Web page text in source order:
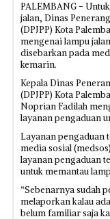
PALEMBANG -
jalan, Dinas
(DPJPP) Kota
mengenai lampu
disebarkan pada
kemarin.
Kepala Dinas
(DPJPP) Kota
Noprian Fadilah
layanan pengaduan
Layanan pengaduan
media sosial
layanan pengaduan
untuk memantau
“Sebenarnya sudah
melaporkan kalau
belum familiar saja